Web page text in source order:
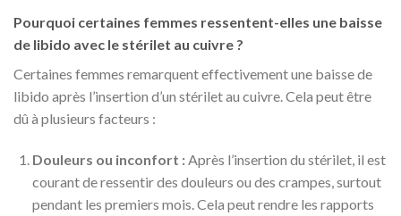
Pourquoi certaines femmes ressentent-elles une baisse
de libido avec le stérilet au cuivre ?
Certaines femmes remarquent effectivement une baisse de
libido après l’insertion d’un stérilet au cuivre. Cela peut être
dû à plusieurs facteurs :
Douleurs ou inconfort :Après l’insertion du stérilet, il est
courant de ressentir des douleurs ou des crampes, surtout
pendant les premiers mois. Cela peut rendre les rapports